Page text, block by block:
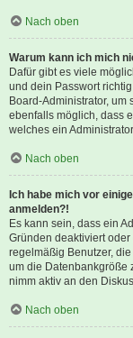
Nach oben
Warum kann ich mich
Dafür gibt es viele
und dein Passwort
Board-Administrator, um
ebenfalls möglich, dass
welches ein
Nach oben
Ich habe mich vor
anmelden?!
Es kann sein, dass ein
Gründen deaktiviert
regelmäßig Benutzer,
um die Datenbankgröße
nimm aktiv an den
Nach oben